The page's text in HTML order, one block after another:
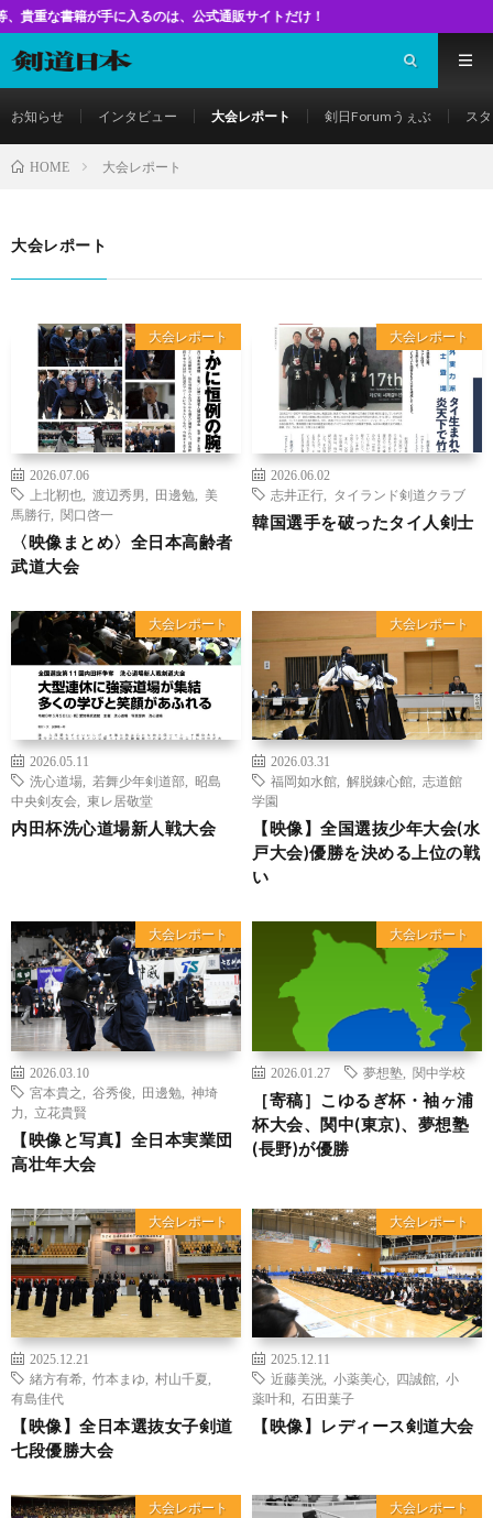
に入るのは、公式通販サイトだけ！
お知らせ インタビュー 大会レポート 剣日Forumうぇぶ ス
HOME 大会レポート
大会レポート
大会レポート
2026.07.06
上北靭也
渡辺秀男 田邊勉
美
馬勝行
関口啓一
〈映像まとめ〉全日本高齢者
武道大会
大会レポート
2026.06.02
志井正行
タイランド剣道クラブ
韓国選手を破ったタイ人剣士
大会レポート
2026.05.11
洗心道場
若舞少年剣道部
昭島
中央剣友会
東レ居敬堂
内田杯洗心道場新人戦大会
大会レポート
2026.03.31
福岡如水館
解脱錬心館
志道館
学園
【映像】全国選抜少年大会(水
戸大会)優勝を決める上位の戦
い
大会レポート
2026.03.10
宮本貴之
谷秀俊 田邊勉
神埼
力
立花貴賢
【映像と写真】全日本実業団
高壮年大会
大会レポート
2026.01.27 夢想塾 関中学校
［寄稿］こゆるぎ杯・袖ヶ浦
杯大会、関中(東京)、夢想塾
(長野)が優勝
大会レポート
2025.12.21
緒方有希
竹本まゆ 村山千夏
有島佳代
【映像】全日本選抜女子剣道
七段優勝大会
大会レポート
2025.12.11
近藤美洸
小薬美心 四誠館
小
薬叶和
石田葉子
【映像】レディース剣道大会
大会レポート 大会レポート